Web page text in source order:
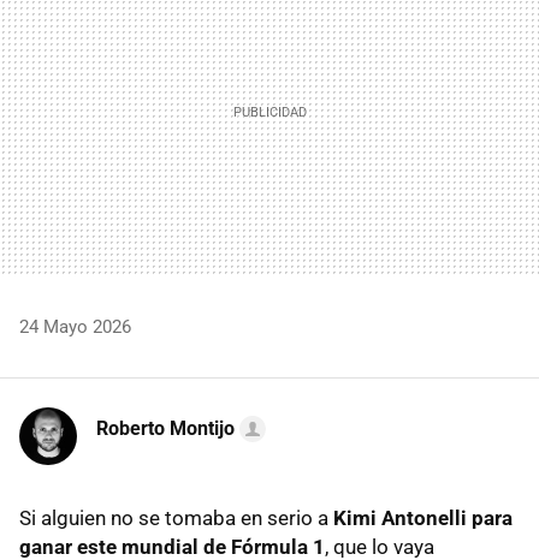
24 Mayo 2026
Roberto Montijo
Si alguien no se tomaba en serio a Kimi Antonelli para
ganar este mundial de Fórmula 1 , que lo vaya